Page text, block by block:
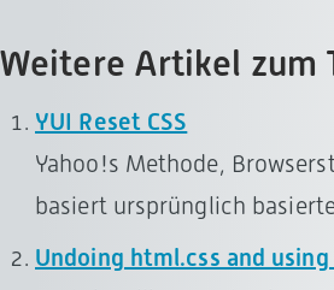
Weitere Artikel zum
YUI Reset CSS
Yahoo!s Methode,
basiert ursprünglich
Undoing html.css and